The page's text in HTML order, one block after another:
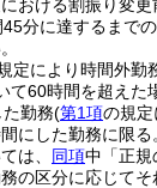
おける割振り変
分に達するまで
定により時間外勤
て60時間を超えた
勤務(第1項の規定
にした勤務に限る
は、 同項中「正規
の区分に応じて